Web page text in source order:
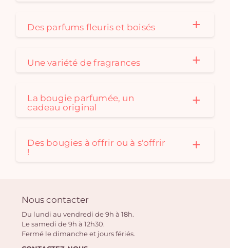
Des parfums fleuris et boisés
Une variété de fragrances
La bougie parfumée, un
cadeau original
Des bougies à offrir ou à s'offrir
!
Nous contacter
Du lundi au vendredi de 9h à 18h.
Le samedi de 9h à 12h30.
Fermé le dimanche et jours fériés.